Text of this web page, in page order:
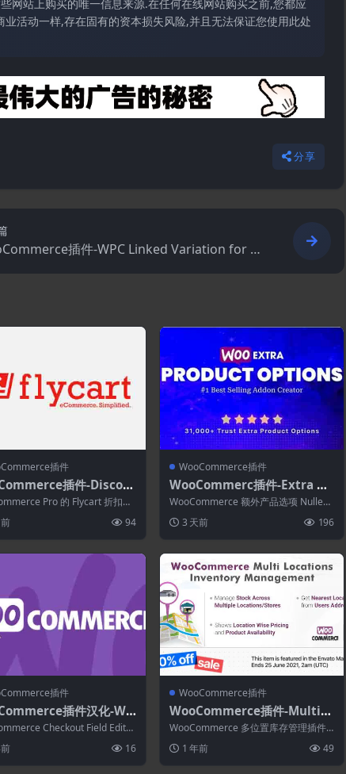
网站上购买的唯一信息来源.在任何在线网站购买之前,您都应
活动一样,存在固有的资本损失风险,并且无法保证您使用此处
分享
插件-WPC Linked Variation for W
Premium 4.4.4
插件
插件-Discou
for WooCommerce
Pro 的 Flycart 折扣规
94
WooCommerce插件
WooCommerc插件-Extra Pr
oduct Options & Add-Ons f
or WooCommerce 7.6.1+Ad
dons
WooCommerce 额外产品选项 Nulled
3 天前 196
插件
插件汉化-Wo
Checkout Field
1.7.13
Checkout Field Editor
16
WooCommerce插件
WooCommerce插件-MultiL
oca 4.2.2–WooCommerce多
地点库存管理
WooCommerce 多位置库存管理插件
1 年前 49